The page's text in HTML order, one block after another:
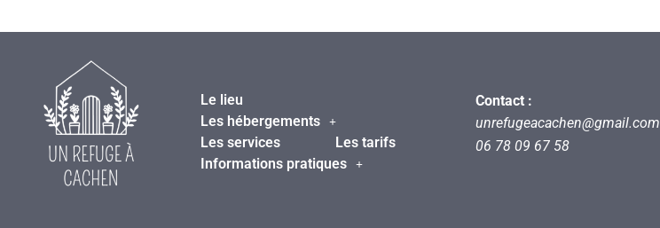
Le lieu
Les hébergements
Les services
Les tarifs
Informations pratiques
Contact :
unrefugeacachen@gmail.com
06 78 09 67 58